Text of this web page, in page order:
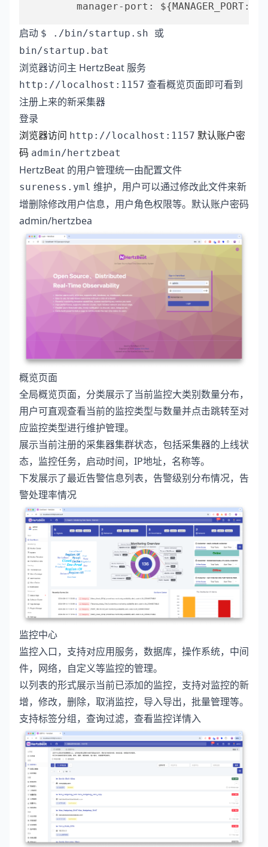
        manager-port: ${MANAGER_PORT:
启动 $ ./bin/startup.sh 或
bin/startup.bat
浏览器访问主 HertzBeat 服务
http://localhost:1157 查看概览页面即可看到
注册上来的新采集器
登录
浏览器访问 http://localhost:1157 默认账户密
码 admin/hertzbeat
HertzBeat 的用户管理统一由配置文件
sureness.yml 维护，用户可以通过修改此文件来新
增删除修改用户信息，用户角色权限等。默认账户密码
admin/hertzbea
概览页面
全局概览页面，分类展示了当前监控大类别数量分布，
用户可直观查看当前的监控类型与数量并点击跳转至对
应监控类型进行维护管理。
展示当前注册的采集器集群状态，包括采集器的上线状
态，监控任务，启动时间，IP地址，名称等。
下发展示了最近告警信息列表，告警级别分布情况，告
警处理率情况
监控中心
监控入口，支持对应用服务，数据库，操作系统，中间
件，网络，自定义等监控的管理。
以列表的形式展示当前已添加的监控，支持对监控的新
增，修改，删除，取消监控，导入导出，批量管理等。
支持标签分组，查询过滤，查看监控详情入